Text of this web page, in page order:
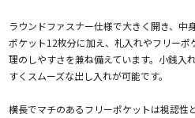
ラウンドファスナー仕様で大きく開き、中
ポケット12枚分に加え、札入れやフリー
理のしやすさを兼ね備えています。小銭入
すくスムーズな出し入れが可能です。
横長でマチのあるフリーポケットは視認性